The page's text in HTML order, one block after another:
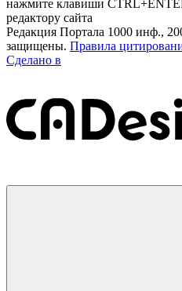
нажмите клавиши
редактору сайта
Редакция Портала 1000 инф.,
защищены. Правила
Сделано в